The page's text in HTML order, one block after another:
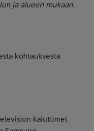
ja alueen mukaan.
kohtauksesta
kaiuttimet